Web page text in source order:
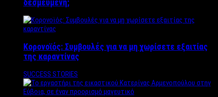
δεσμευμένη;
Κορονοϊός: Συμβουλές για να μη χωρίσετε εξαιτίας
της καραντίνας
SUCCESS STORIES